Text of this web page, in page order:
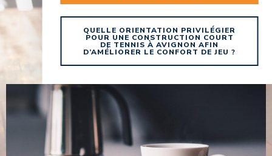
QUELLE ORIENTATION PRIVILÉGIER
POUR UNE CONSTRUCTION COURT
DE TENNIS À AVIGNON AFIN
D’AMÉLIORER LE CONFORT DE JEU ?